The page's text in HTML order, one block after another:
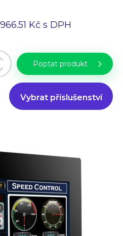
Kč s DPH
Poptat produkt
Vybrat příslušenství